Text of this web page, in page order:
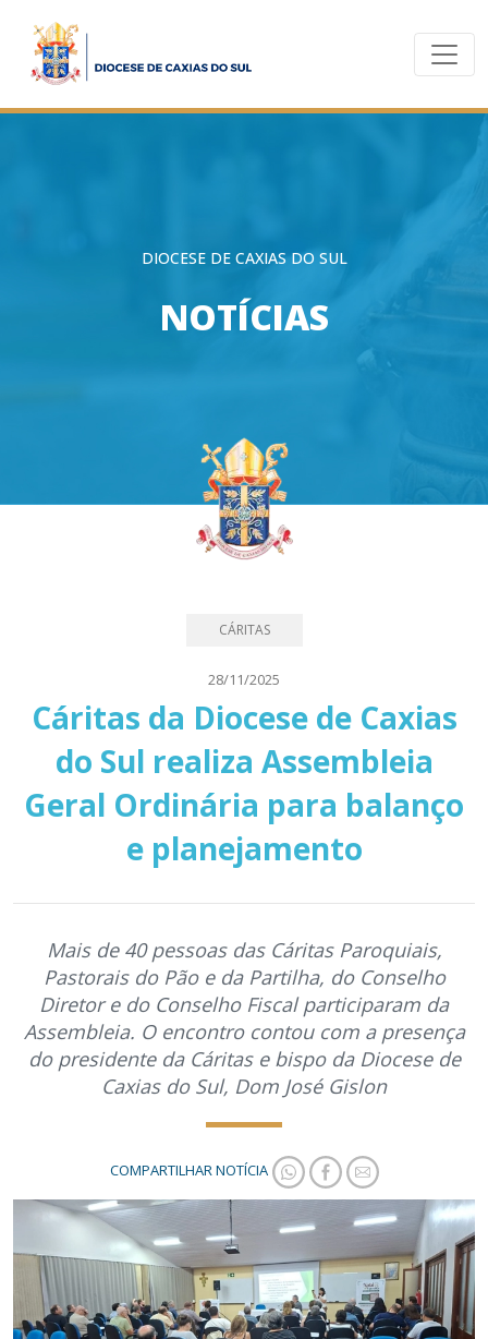
DIOCESE DE CAXIAS DO SUL
NOTÍCIAS
CÁRITAS
28/11/2025
Cáritas da Diocese de Caxias
do Sul realiza Assembleia
Geral Ordinária para balanço
e planejamento
Mais de 40 pessoas das Cáritas Paroquiais,
Pastorais do Pão e da Partilha, do Conselho
Diretor e do Conselho Fiscal participaram da
Assembleia. O encontro contou com a presença
do presidente da Cáritas e bispo da Diocese de
Caxias do Sul, Dom José Gislon
COMPARTILHAR NOTÍCIA